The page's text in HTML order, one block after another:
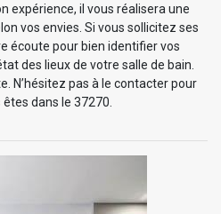
expérience, il vous réalisera une
vos envies. Si vous sollicitez ses
écoute pour bien identifier vos
des lieux de votre salle de bain.
N’hésitez pas à le contacter pour
dans le 37270.